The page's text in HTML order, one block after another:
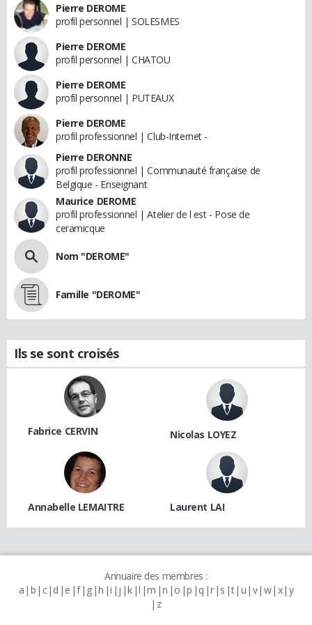
Pierre DEROME
profil personnel | SOLESMES
Pierre DEROME
profil personnel | CHATOU
Pierre DEROME
profil personnel | PUTEAUX
Pierre DEROME
profil professionnel | Club-Internet -
Pierre DERONNE
profil professionnel | Communauté française de
Belgique - Enseignant
Maurice DEROME
profil professionnel | Atelier de l est - Pose de
ceramicque
Nom "DEROME"
Famille "DEROME"
Ils se sont croisés
Fabrice CERVIN Nicolas LOYEZ
Annabelle LEMAITRE Laurent LAI
Annuaire des membres :
a b c d e f g h i j k l m n o p q r s t u v w x y
z